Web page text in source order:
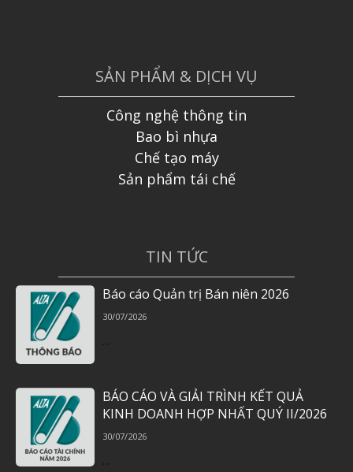
SẢN PHẨM & DỊCH VỤ
Công nghệ thông tin
Bao bì nhựa
Chế tạo máy
Sản phẩm tái chế
TIN TỨC
Báo cáo Quản trị Bán niên 2026
30/07/2026
...
BÁO CÁO VÀ GIẢI TRÌNH KẾT QUẢ
KINH DOANH HỢP NHẤT QUÝ II/2026
30/07/2026
...